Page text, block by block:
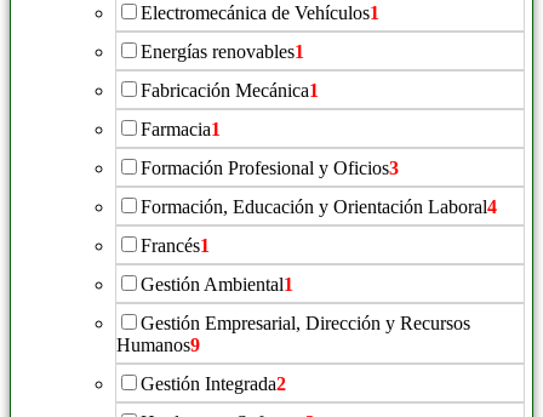
Electromecánica de Vehículos1
Energías renovables1
Fabricación Mecánica1
Farmacia1
Formación Profesional y Oficios3
Formación, Educación y Orientación Laboral4
Francés1
Gestión Ambiental1
Gestión Empresarial, Dirección y Recursos
Humanos9
Gestión Integrada2